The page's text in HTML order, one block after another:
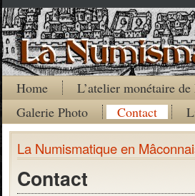
Home L’atelier monétaire
Galerie Photo
Contact
La Numismatique en
Contact